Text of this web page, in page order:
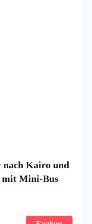
nach Kairo und
mit Mini-Bus